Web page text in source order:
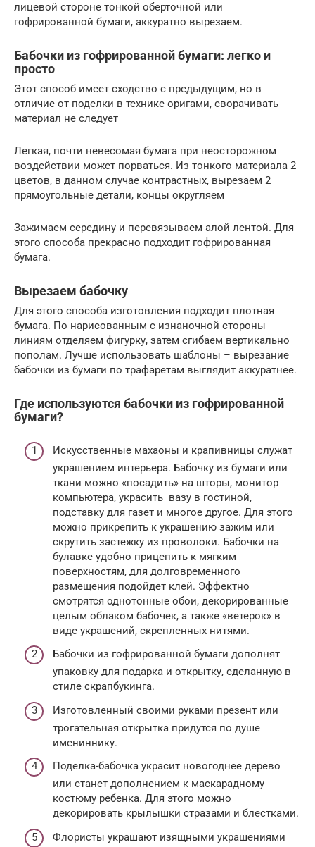
лицевой стороне тонкой оберточной или
гофрированной бумаги, аккуратно вырезаем.
Бабочки из гофрированной бумаги: легко и
просто
Этот способ имеет сходство с предыдущим, но в
отличие от поделки в технике оригами, сворачивать
материал не следует
Легкая, почти невесомая бумага при неосторожном
воздействии может порваться. Из тонкого материала 2
цветов, в данном случае контрастных, вырезаем 2
прямоугольные детали, концы округляем
Зажимаем середину и перевязываем алой лентой. Для
этого способа прекрасно подходит гофрированная
бумага.
Вырезаем бабочку
Для этого способа изготовления подходит плотная
бумага. По нарисованным с изнаночной стороны
линиям отделяем фигурку, затем сгибаем вертикально
пополам. Лучше использовать шаблоны – вырезание
бабочки из бумаги по трафаретам выглядит аккуратнее.
Где используются бабочки из гофрированной
бумаги?
Искусственные махаоны и крапивницы служат
украшением интерьера. Бабочку из бумаги или
ткани можно «посадить» на шторы, монитор
компьютера, украсить вазу в гостиной,
подставку для газет и многое другое. Для этого
можно прикрепить к украшению зажим или
скрутить застежку из проволоки. Бабочки на
булавке удобно прицепить к мягким
поверхностям, для долговременного
размещения подойдет клей. Эффектно
смотрятся однотонные обои, декорированные
целым облаком бабочек, а также «ветерок» в
виде украшений, скрепленных нитями.
Бабочки из гофрированной бумаги дополнят
упаковку для подарка и открытку, сделанную в
стиле скрапбукинга.
Изготовленный своими руками презент или
трогательная открытка придутся по душе
имениннику.
Поделка-бабочка украсит новогоднее дерево
или станет дополнением к маскарадному
костюму ребенка. Для этого можно
декорировать крылышки стразами и блестками.
Флористы украшают изящными украшениями